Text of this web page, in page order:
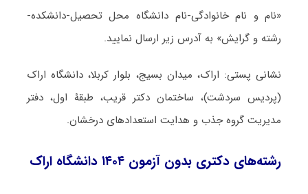
«نام و نام خانوادگی-نام دانشگاه محل تحصیل-دانشکده-
رشته و گرایش» به آدرس زیر ارسال نمایید.
نشانی پستی: اراک، میدان بسیج، بلوار کربلا، دانشگاه اراک
(پردیس سردشت)، ساختمان دکتر قریب، طبقۀ اول، دفتر
مدیریت گروه جذب و هدایت استعدادهای درخشان.
رشته‌های دکتری بدون آزمون ۱۴۰۴ دانشگاه اراک